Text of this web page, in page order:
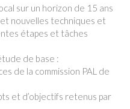
sur un horizon de 15 ans
nouvelles techniques et
étapes et tâches
de base :
de la commission PAL de
et d’objectifs retenus par